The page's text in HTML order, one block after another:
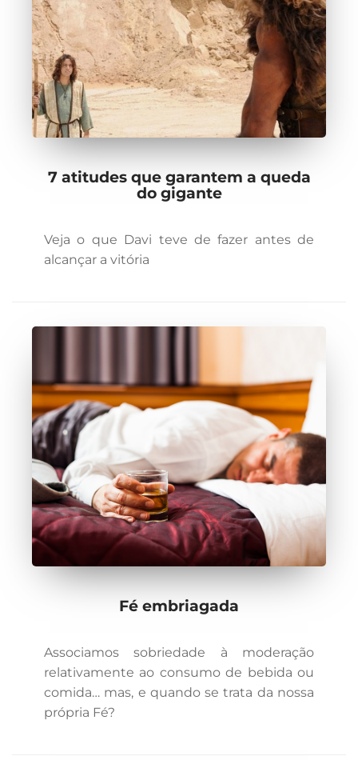
7 atitudes que garantem a queda
do gigante
Veja o que Davi teve de fazer antes de
alcançar a vitória
Fé embriagada
Associamos sobriedade à moderação
relativamente ao consumo de bebida ou
comida… mas, e quando se trata da nossa
própria Fé?